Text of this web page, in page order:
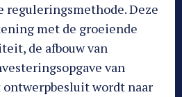
reguleringsmethode. Deze
met de groeiende
de afbouw van
van
ontwerpbesluit wordt naar